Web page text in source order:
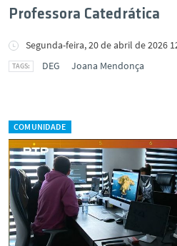
Professora Catedrática
Segunda-feira, 20 de abril de 2026
DEG
Joana Mendonça
COMUNIDADE